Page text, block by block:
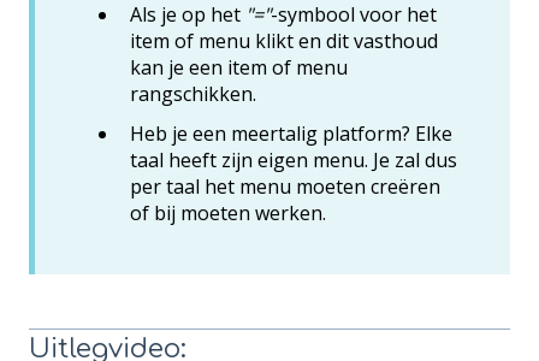
Als je op het "="-symbool voor het
item of menu klikt en dit vasthoud
kan je een item of menu
rangschikken.
Heb je een meertalig platform? Elke
taal heeft zijn eigen menu. Je zal dus
per taal het menu moeten creëren
of bij moeten werken.
Uitlegvideo: